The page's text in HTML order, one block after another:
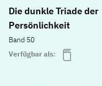
Die dunkle Triade der
Persönlichkeit
Band 50
Verfügbar als: